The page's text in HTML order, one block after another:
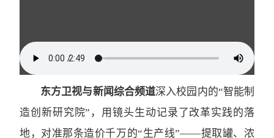
东方卫视与新闻综合频道深入校园内的“智能制
造创新研究院”，用镜头生动记录了改革实践的落
地，对准那条造价千万的“生产线”——提取罐、浓